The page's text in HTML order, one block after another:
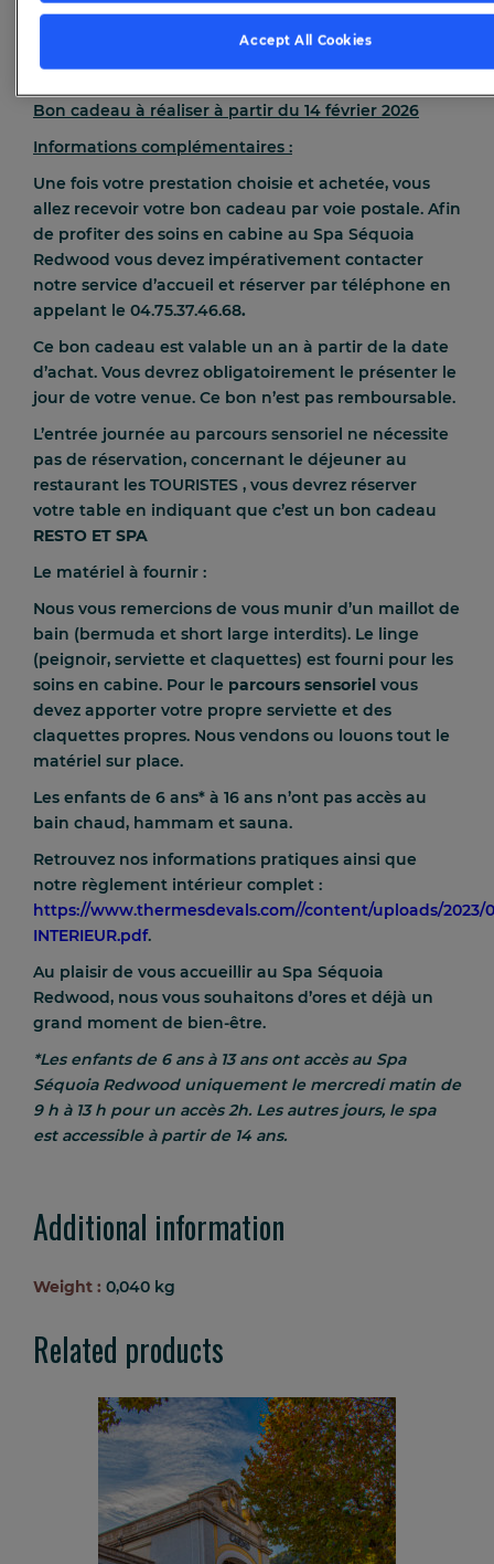
Bon cadeau à réaliser à partir du 14 février 2026
Informations complémentaires :
Une fois votre prestation choisie et achetée, vous
allez recevoir votre bon cadeau par voie postale. Afin
de profiter des soins en cabine au Spa Séquoia
Redwood vous devez impérativement contacter
notre service d’accueil et réserver par téléphone en
appelant le 04.75.37.46.68.
Ce bon cadeau est valable un an à partir de la date
d’achat. Vous devrez obligatoirement le présenter le
jour de votre venue. Ce bon n’est pas remboursable.
L’entrée journée au parcours sensoriel ne nécessite
pas de réservation, concernant le déjeuner au
restaurant les TOURISTES , vous devrez réserver
votre table en indiquant que c’est un bon cadeau
RESTO ET SPA
Le matériel à fournir :
Nous vous remercions de vous munir d’un maillot de
bain (bermuda et short large interdits). Le linge
(peignoir, serviette et claquettes) est fourni pour les
soins en cabine. Pour le parcours sensoriel vous
devez apporter votre propre serviette et des
claquettes propres. Nous vendons ou louons tout le
matériel sur place.
Les enfants de 6 ans* à 16 ans n’ont pas accès au
bain chaud, hammam et sauna.
Retrouvez nos informations pratiques ainsi que
notre règlement intérieur complet :
https://www.thermesdevals.com//content/uploads/2023/
INTERIEUR.pdf.
Au plaisir de vous accueillir au Spa Séquoia
Redwood, nous vous souhaitons d’ores et déjà un
grand moment de bien-être.
*Les enfants de 6 ans à 13 ans ont accès au Spa
Séquoia Redwood uniquement le mercredi matin de
9 h à 13 h pour un accès 2h. Les autres jours, le spa
est accessible à partir de 14 ans.
Additional information
Weight : 0,040 kg
Related products
Accept All Cookies